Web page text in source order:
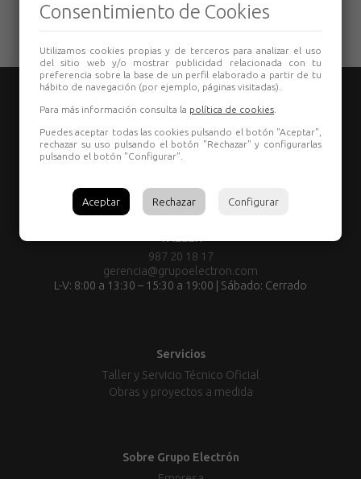
987 80 29 55
comercial@grupoelectron.com
L-V: 8:00 a 13:30 – 15:30 a 19:00 | Sábado: Cerrado
987 20 18 17
gerencia@grupoelectron.com
L-V: 8:00 a 13:30 – 15:30 a 19:00 | Sábado: Cerrado
Servicios
Taller y Servicio Técnico Oficial
Obras y proyectos a medida
Sobre Grupo Electrón
Consentimiento de Cookies
Utilizamos cookies propias y de terceros para analizar el uso
del sitio web y/o mostrar publicidad relacionada con tu
preferencia sobre la base de un perfil elaborado a partir de tu
hábito de navegación (por ejemplo, páginas visitadas).
Para más información consulta la política de cookies
Puedes aceptar todas las cookies pulsando el botón "Aceptar",
rechazar su uso pulsando el botón "Rechazar" y configurarlas
pulsando el botón "Configurar".
Aceptar Rechazar Configurar